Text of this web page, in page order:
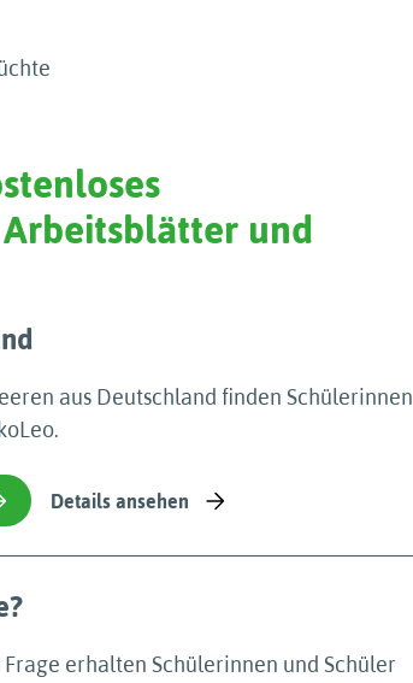
und
aus Deutschland finden Schülerinnen
Details ansehen
erhalten Schülerinnen und Schüler